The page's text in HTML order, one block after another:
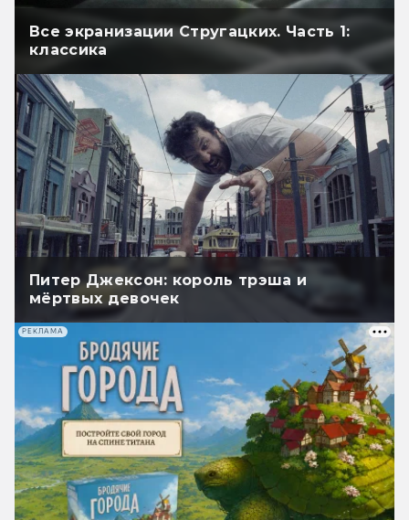
Все экранизации Стругацких. Часть 1:
классика
Питер Джексон: король трэша и
мёртвых девочек
РЕКЛАМА